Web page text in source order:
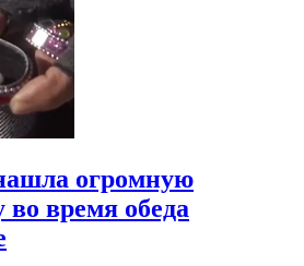
огромную
время обеда